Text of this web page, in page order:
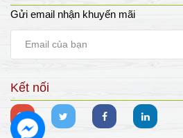
Gửi email nhận khuyến mãi
Kết nối